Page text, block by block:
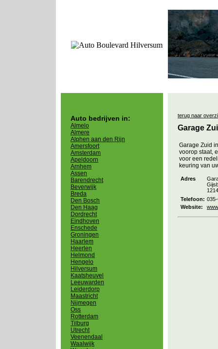
Auto bedrijven in:
Almelo
Almere
Alphen aan den Rijn
Amersfoort
Amsterdam
Apeldoorn
Arnhem
Assen
Barendrecht
Beverwijk
Breda
Den Bosch
Den Haag
Dordrecht
Eindhoven
Enschede
Groningen
Haarlem
Heerlen
Helmond
Hengelo
Hilversum
Kaatsheuvel
Leeuwarden
Leiderdorp
Maastricht
Nijmegen
Oss
Rotterdam
Tilburg
Utrecht
Veenendaal
Waalwijk
terug naar
Garage
Garage Zuid
voorop staat,
voor een
keuring van
Adres
Telefoon:
Website: